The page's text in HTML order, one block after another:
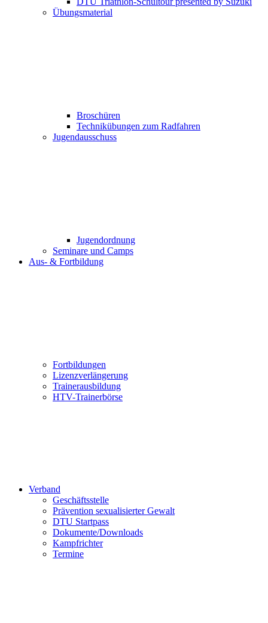
Übungsmaterial
Broschüren
Technikübungen zum Radfahren
Jugendausschuss
Jugendordnung
Seminare und Camps
Aus- & Fortbildung
Fortbildungen
Lizenzverlängerung
Trainerausbildung
HTV-Trainerbörse
Verband
Geschäftsstelle
Prävention sexualisierter Gewalt
DTU Startpass
Dokumente/Downloads
Kampfrichter
Termine